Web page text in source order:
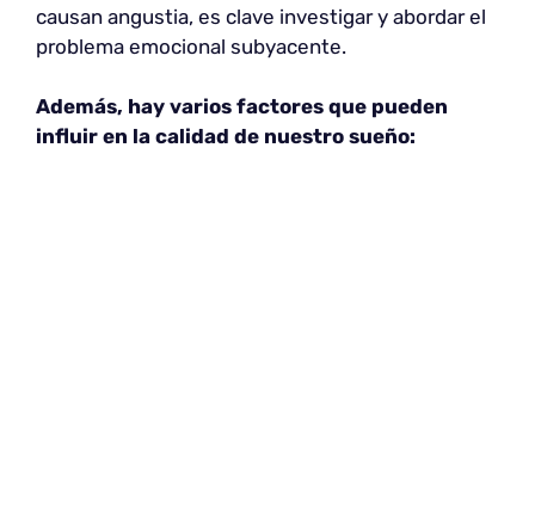
causan angustia, es clave investigar y abordar el
problema emocional subyacente.
Además, hay varios factores que pueden
influir en la calidad de nuestro sueño: